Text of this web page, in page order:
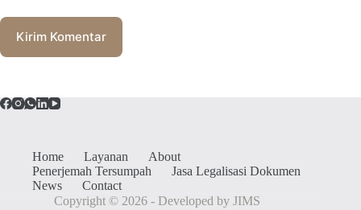
Kirim Komentar
Home Layanan
About
Penerjemah Tersumpah
Jasa Legalisasi Dokumen
News
Contact
Copyright © 2026 - Developed by JIMS